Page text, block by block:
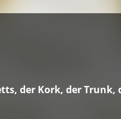
der Kork, der Trunk,